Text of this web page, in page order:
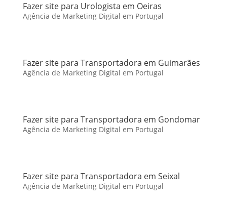
Fazer site para Urologista em Oeiras
Agência de Marketing Digital em Portugal
Fazer site para Transportadora em Guimarães
Agência de Marketing Digital em Portugal
Fazer site para Transportadora em Gondomar
Agência de Marketing Digital em Portugal
Fazer site para Transportadora em Seixal
Agência de Marketing Digital em Portugal